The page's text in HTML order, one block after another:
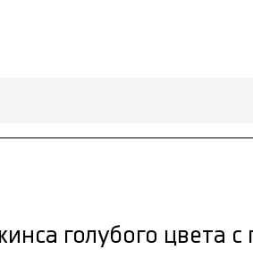
голубого цвета